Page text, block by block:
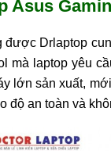
Asus
được Drlaptop
mà laptop yêu
lớn sản xuất,
độ an toàn và